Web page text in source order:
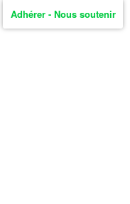
Adhérer - Nous soutenir